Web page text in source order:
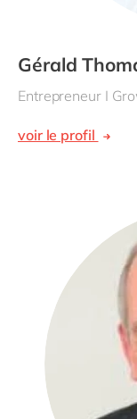
Gérald
Entrepreneur I
voir le profil